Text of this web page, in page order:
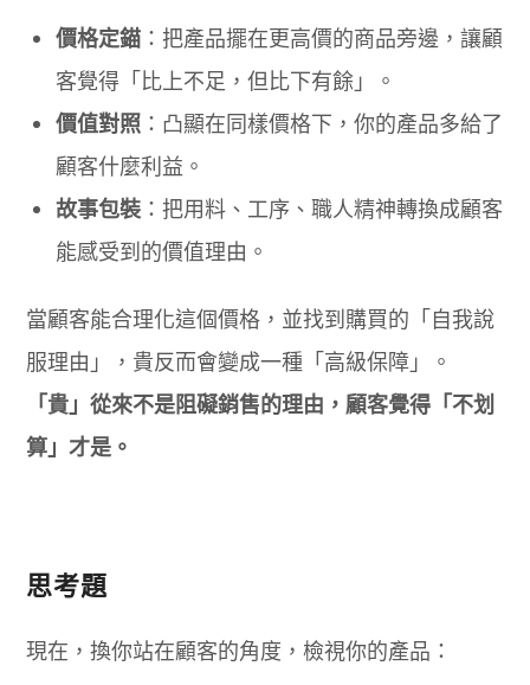
價格定錨 ：把產品擺在更高價的商品旁邊，讓顧
客覺得「比上不足，但比下有餘」。
價值對照 ：凸顯在同樣價格下，你的產品多給了
顧客什麼利益。
故事包裝 ：把用料、工序、職人精神轉換成顧客
能感受到的價值理由。
當顧客能合理化這個價格，並找到購買的「自我說
服理由」，貴反而會變成一種「高級保障」。
「貴」從來不是阻礙銷售的理由，顧客覺得「不划
算」才是。
思考題
現在，換你站在顧客的角度，檢視你的產品：